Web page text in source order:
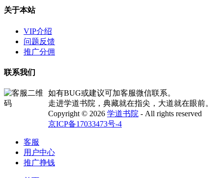
关于本站
VIP介绍
问题反馈
推广分佣
联系我们
如有BUG或建议可加客服微信联系。
走进学道书院，典藏就在指尖，大道就在眼前。
Copyright © 2026 学道书院 - All rights reserved
京ICP备17033473号-4
客服
用户中心
推广挣钱